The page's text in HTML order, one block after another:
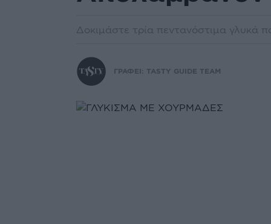
Δοκιμάστε τρία πεντανόστιμα γλυκά
ΓΡΑΦΕΙ: TASTY GUIDE TEAM